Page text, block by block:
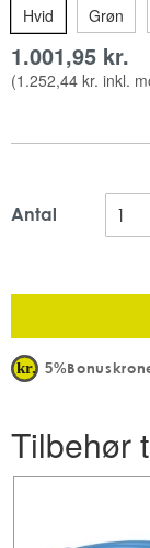
opmærksom på
drikkevandet.
Slange medfølger
efter hvor stort et
Produktet egner
Tåler min
Mængde: 1
Hvid
Grøn
1.001,95 kr.
(1.252,44 kr. inkl.
Antal
5%
Tilbehør